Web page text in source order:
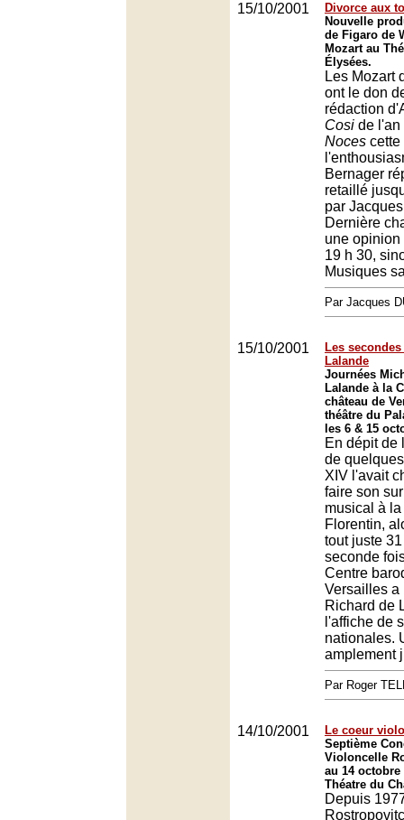
15/10/2001
Divorce aux
Nouvelle
de Figaro de
Mozart au
Élysées.
Les Mozart
ont le don
rédaction
Cosi de l'an
Noces cette
Bernager
retaillé
par
Dernière
une opinion
19 h 30,
Musiques
Par Jacques
15/10/2001
Les
Lalande
Journées
Lalande à la
château de
théâtre du
les 6 & 15
En dépit de
de
XIV l'avait
faire son
musical à
Florentin,
tout juste
seconde
Centre
Versailles a
Richard de
l'affiche de
nationales.
amplement
Par Roger
14/10/2001
Le coeur
Septième
Violoncelle
au 14 octobre
Théatre du
Depuis